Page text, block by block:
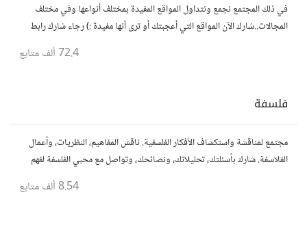
في ذلك المجتمع نجمع ونتداول المواقع المفيدة بمختلف أنواعها وفي مختلف
المجالات..شارك الآن المواقع التي أعجبتك أو ترى أنها مفيدة :) رجاء شارك رابط
72.4 ألف متابع
فلسفة
مجتمع لمناقشة واستكشاف الأفكار الفلسفية. ناقش المفاهيم، النظريات، وأعمال
الفلاسفة. شارك بأسئلتك، تحليلاتك، ونصائحك، وتواصل مع محبي الفلسفة لفهم
8.54 ألف متابع